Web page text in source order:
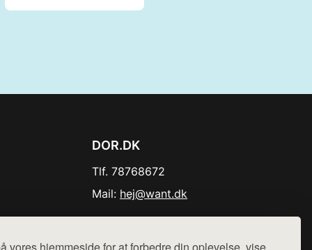
DOR.DK
Tlf. 78768672
Mail: hej@want.dk